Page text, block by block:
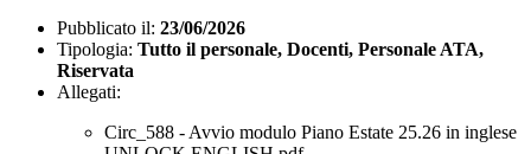
Pubblicato il: 23/06/2026
Tipologia: Tutto il personale, Docenti, Personale ATA,
Riservata
Allegati:
Circ_588 - Avvio modulo Piano Estate 25.26 in inglese